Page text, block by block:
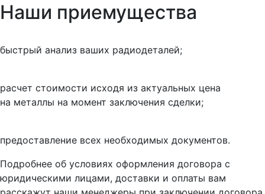
Наши приемущества
быстрый анализ ваших радиодеталей;
расчет стоимости исходя из актуальных цена
на металлы на момент заключения сделки;
предоставление всех необходимых документов.
Подробнее об условиях оформления договора с
юридическими лицами, доставки и оплаты вам